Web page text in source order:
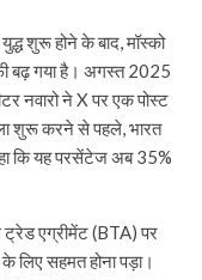
शुरू होने के बाद, मॉस्को
बढ़ गया है। अगस्त 2025
नवारो ने X पर एक पोस्ट
शुरू करने से पहले, भारत
कि यह परसेंटेज अब 35%
ट्रेड एग्रीमेंट (BTA) पर
लिए सहमत होना पड़ा।